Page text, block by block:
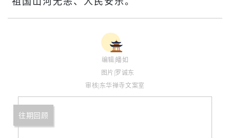
编辑|皤如
图片|罗诚东
审核|东华禅寺文案室
往期回顾